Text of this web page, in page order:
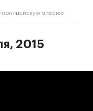
полицейскую миссию
2015